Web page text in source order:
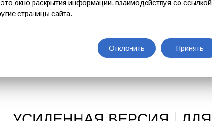
окно раскрытия информации, взаимодействуя со ссылкой
страницы сайта.
Отклонить Принять